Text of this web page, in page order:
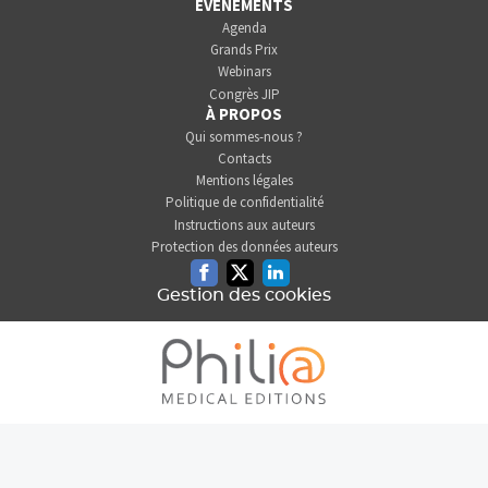
ÉVÉNEMENTS
Agenda
Grands Prix
Webinars
Congrès JIP
À PROPOS
Qui sommes-nous ?
Contacts
Mentions légales
Politique de confidentialité
Instructions aux auteurs
Protection des données auteurs
FacebookTwitterLinkedin
Gestion des cookies